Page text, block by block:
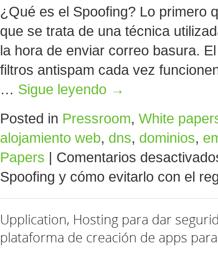
¿Qué es el Spoofing? Lo primero
que se trata de una técnica
la hora de enviar correo basura.
filtros antispam cada vez
… Sigue leyendo →
Posted in Pressroom, White
alojamiento web, dns, dominios,
Papers | Comentarios
Spoofing y cómo evitarlo con el
Upplication, Hosting para dar
plataforma de creación de apps